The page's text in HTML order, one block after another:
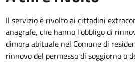
Il servizio è rivolto ai cittadini
anagrafe, che hanno l'obbligo di
dimora abituale nel Comune di
rinnovo del permesso di soggiorno o